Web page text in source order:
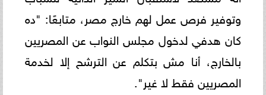
وتوفير فرص عمل لهم خارج مصر، متابعًا: "ده
كان هدفي لدخول مجلس النواب عن المصريين
بالخارج، أنا مش بتكلم عن الترشح إلا لخدمة
المصريين فقط لا غير".